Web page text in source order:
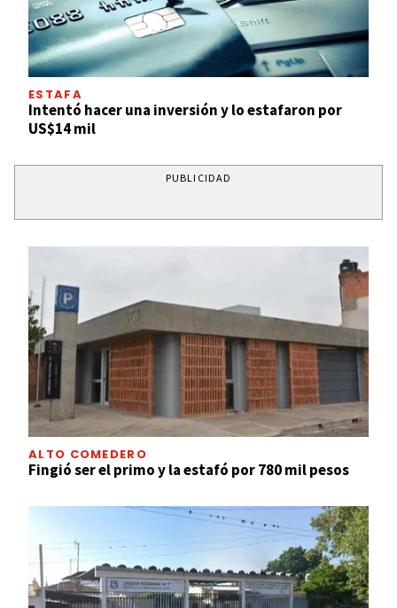
ESTAFA
Intentó hacer una inversión y lo estafaron por
US$14 mil
PUBLICIDAD
ALTO COMEDERO
Fingió ser el primo y la estafó por 780 mil pesos